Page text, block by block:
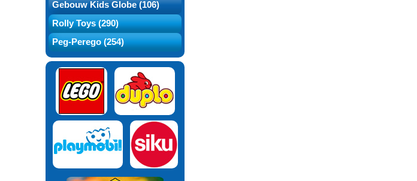
Gebouw Kids Globe (106)
Rolly Toys (290)
Peg-Perego (254)